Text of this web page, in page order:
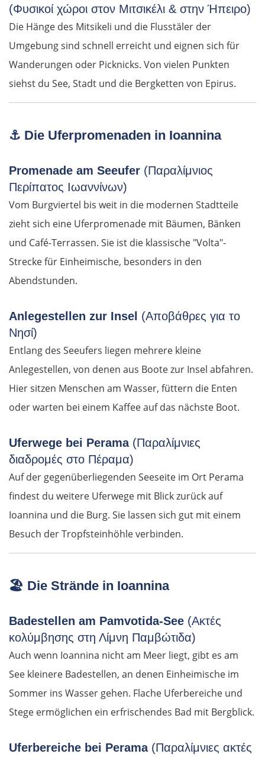
(Φυσικοί χώροι στον Μιτσικέλι & στην Ήπειρο)
Die Hänge des Mitsikeli und die Flusstäler der
Umgebung sind schnell erreicht und eignen sich für
Wanderungen oder Picknicks. Von vielen Punkten
siehst du See, Stadt und die Bergketten von Epirus.
⚓ Die Uferpromenaden in Ioannina
Promenade am Seeufer (Παραλίμνιος
Περίπατος Ιωαννίνων)
Vom Burgviertel bis weit in die modernen Stadtteile
zieht sich eine Uferpromenade mit Bäumen, Bänken
und Café-Terrassen. Sie ist die klassische "Volta"-
Strecke für Einheimische, besonders in den
Abendstunden.
Anlegestellen zur Insel (Αποβάθρες για το
Νησί)
Entlang des Seeufers liegen mehrere kleine
Anlegestellen, von denen aus Boote zur Insel abfahren.
Hier sitzen Menschen am Wasser, füttern die Enten
oder warten bei einem Kaffee auf das nächste Boot.
Uferwege bei Perama(Παραλίμνιες
διαδρομές στο Πέραμα)
Auf der gegenüberliegenden Seeseite im Ort Perama
findest du weitere Uferwege mit Blick zurück auf
Ioannina und die Burg. Sie lassen sich gut mit einem
Besuch der Tropfsteinhöhle verbinden.
🏖️ Die Strände in Ioannina
Badestellen am Pamvotida-See (Ακτές
κολύμβησης στη Λίμνη Παμβώτιδα)
Auch wenn Ioannina nicht am Meer liegt, gibt es am
See kleinere Badestellen, an denen Einheimische im
Sommer ins Wasser gehen. Flache Uferbereiche und
Stege ermöglichen ein erfrischendes Bad mit Bergblick.
Uferbereiche bei Perama(Παραλίμνιες ακτές